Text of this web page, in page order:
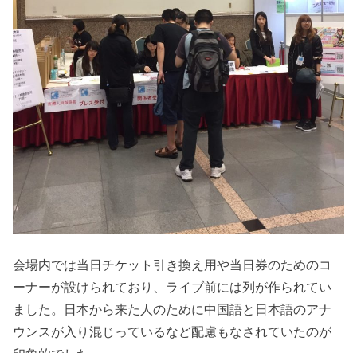
会場内では当日チケット引き換え用や当日券のためのコ
ーナーが設けられており、ライブ前には列が作られてい
ました。日本から来た人のために中国語と日本語のアナ
ウンスが入り混じっているなど配慮もなされていたのが